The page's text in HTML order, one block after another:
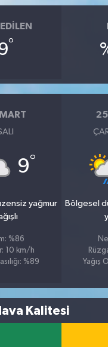
°
9°
yağmur
%86
10 km/h
%89
Bölgesel
Yağış
Kalitesi